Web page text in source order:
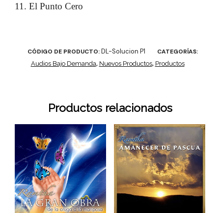
11. El Punto Cero
CÓDIGO DE PRODUCTO:DL-Solucion P1 CATEGORÍAS:
Audios Bajo Demanda, Nuevos Productos, Productos
Productos relacionados